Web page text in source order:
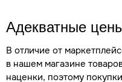
Адекватные
В отличие от
в нашем магазине
наценки, поэтому